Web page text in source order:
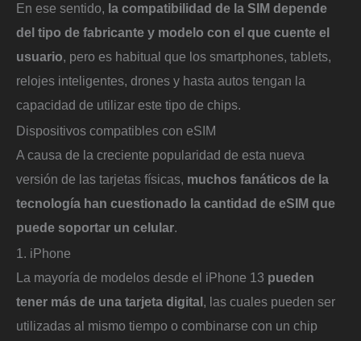
En ese sentido, la compatibilidad de la SIM depende
del tipo de fabricante y modelo con el que cuente el
usuario, pero es habitual que los smartphones, tablets,
relojes inteligentes, drones y hasta autos tengan la
capacidad de utilizar este tipo de chips.
Dispositivos compatibles con eSIM
A causa de la creciente popularidad de esta nueva
versión de las tarjetas físicas, muchos fanáticos de la
tecnología han cuestionado la cantidad de eSIM que
puede soportar un celular.
1. iPhone
La mayoría de modelos desde el iPhone 13 pueden
tener más de una tarjeta digital, las cuales pueden ser
utilizadas al mismo tiempo o combinarse con un chip